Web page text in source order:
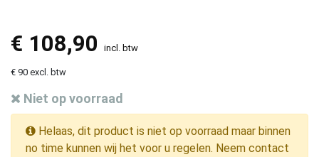
€ 108,90 incl. btw
€ 90 excl. btw
Niet op voorraad
Helaas, dit product is niet op voorraad maar binnen
no time kunnen wij het voor u regelen. Neem contact